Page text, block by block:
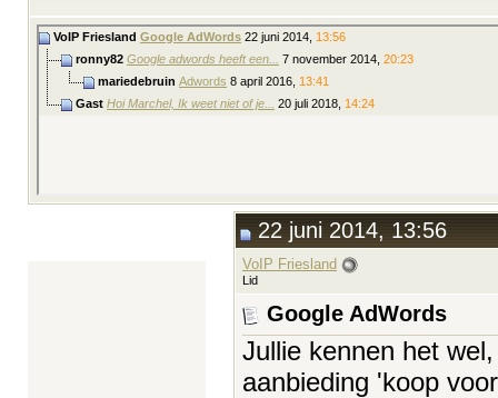
VoIP Friesland Google AdWords 22 juni 2014, 13:56
ronny82 Google adwords heeft een... 7 november 2014, 20:23
mariedebruin Adwords 8 april 2016, 13:41
Gast Hoi Marchel, Ik weet niet of je... 20 juli 2018, 14:24
22 juni 2014, 13:56
VoIP Friesland
Lid
Google AdWords
Jullie kennen het
aanbieding 'koop